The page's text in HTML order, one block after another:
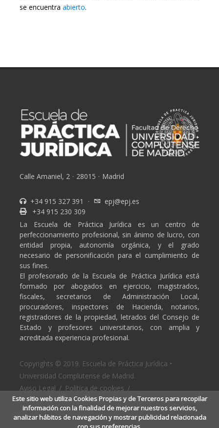
se encuentra abierto.
Calle Amaniel, 2 · 28015 · Madrid
+34 915 327 391 ·
epj@epj.es
+34 915 230 309
La Escuela de Práctica Jurídica es un centro de
perfeccionamiento profesional, sin ánimo de lucro, con
entidad propia, autonomía orgánica, y el grado
necesario de personificación para el cumplimiento de
sus fines.
El profesorado de la Escuela de Práctica Jurídica está
formado por abogados en ejercicio, magistrados,
fiscales, secretarios de Administración Local,
procuradores, inspectores de Hacienda, notarios,
registradores de la propiedad, letrados del Consejo de
Estado y profesores universitarios, con amplia y
acreditada experiencia profesional.
Copyrights © 2019. Escuela de Práctica Jurídica •
Universidad Complutense de Madrid.
Aviso Legal / Politica de cookies /
Politica de privacidad
Este sitio web utiliza Cookies Propias y de Terceros para recopilar
información con la finalidad de mejorar nuestros servicios,
analizar hábitos de navegación y mostrar publicidad relacionada